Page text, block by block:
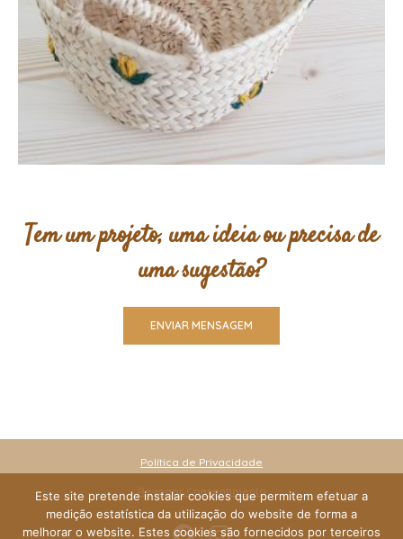
Tem um projeto, uma ideia ou precisa de
uma sugestão?
ENVIAR MENSAGEM
Política de Privacidade
Revogar Consentimento
Este site pretende instalar cookies que permitem efetuar a
medição estatística da utilização do website de forma a
melhorar o website. Estes cookies são fornecidos por terceiros